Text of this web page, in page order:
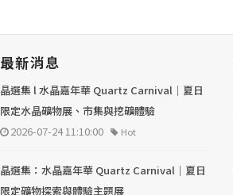
最新消息
晶選集 l 水晶嘉年華 Quartz Carnival｜夏日
限定水晶礦物展、市集與挖礦體驗
2026-07-24 11:10:00
Hot
晶選集：水晶嘉年華 Quartz Carnival｜夏日
限定礦物探索與體驗主題展